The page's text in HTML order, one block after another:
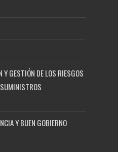
Y GESTIÓN DE LOS RIESGOS
Y BUEN GOBIERNO